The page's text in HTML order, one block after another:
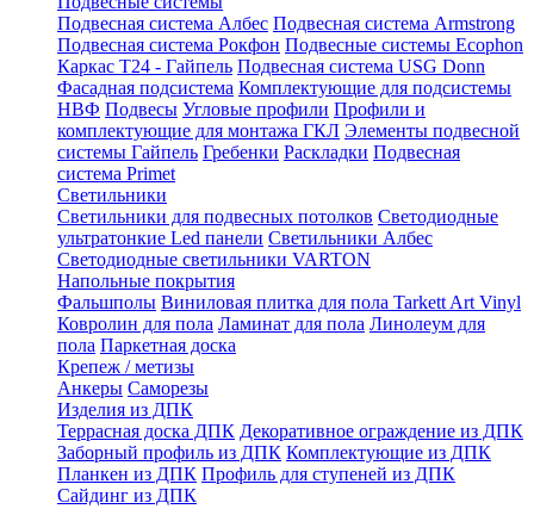
Подвесная система Албес Подвесная система Armstrong
Подвесная система Рокфон Подвесные системы Ecophon
Каркас Т24 - Гайпель Подвесная система USG Donn
Фасадная подсистема Комплектующие для подсистемы
НВФ Подвесы Угловые профили Профили и
комплектующие для монтажа ГКЛ Элементы подвесной
системы Гайпель Гребенки Раскладки Подвесная
система Primet
Светильники
Светильники для подвесных потолков Светодиодные
ультратонкие Led панели Светильники Албес
Светодиодные светильники VARTON
Напольные покрытия
Фальшполы Виниловая плитка для пола Tarkett Art Vinyl
Ковролин для пола Ламинат для пола Линолеум для
пола Паркетная доска
Крепеж / метизы
Анкеры Саморезы
Изделия из ДПК
Террасная доска ДПК Декоративное ограждение из ДПК
Заборный профиль из ДПК Комплектующие из ДПК
Планкен из ДПК Профиль для ступеней из ДПК
Сайдинг из ДПК